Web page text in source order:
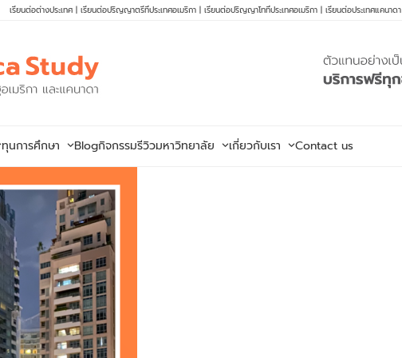
เรียนต่อต่างประเทศ| เรียนต่อปริญญาตรีที่ประเทศอเมริกา | เรียนต่อปริญญาโทที่ประเทศอเมริกา | เรียนต่อประเทศแคนาดา
ทุนการศึกษา Blogกิจกรรมรีวิวมหาวิทยาลัย เกี่ยวกับเรา Contact us